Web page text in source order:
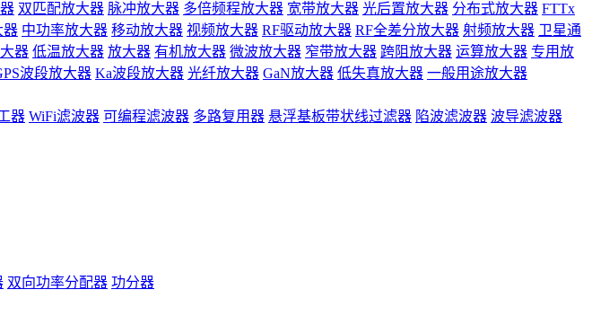
双匹配放大器 脉冲放大器 多倍频程放大器 宽带放大器 光后置放大器 分布式放大器 FTTx
器 中功率放大器 移动放大器 视频放大器 RF驱动放大器 RF全差分放大器 射频放大器 卫星通
器 低温放大器 放大器 有机放大器 微波放大器 窄带放大器 跨阻放大器 运算放大器 专用放
波段放大器 Ka波段放大器 光纤放大器 GaN放大器 低失真放大器 一般用途放大器
器 WiFi滤波器 可编程滤波器 多路复用器 悬浮基板带状线过滤器 陷波滤波器 波导滤波器
双向功率分配器 功分器